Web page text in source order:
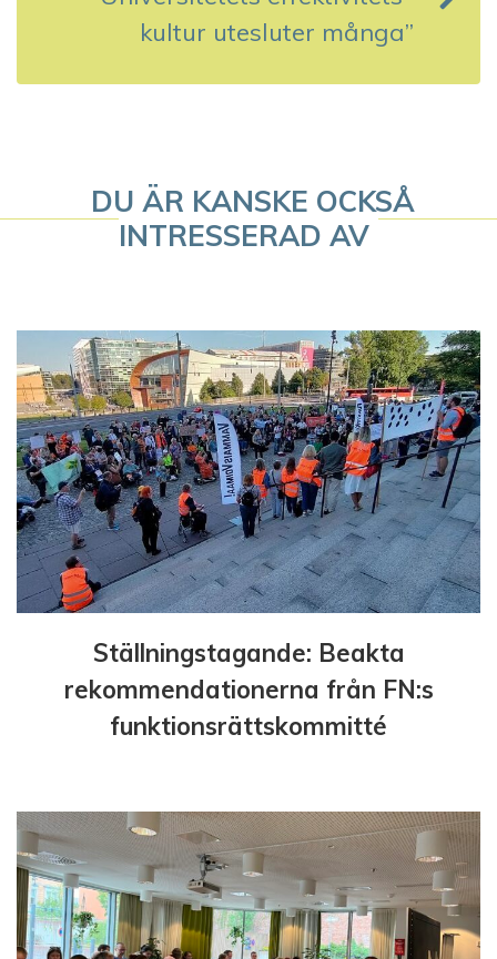
a
r
i
n
g
kultur utesluter många”
DU ÄR KANSKE OCKSÅ
INTRESSERAD AV
Ställningstagande: Beakta
rekommendationerna från FN:s
funktionsrättskommitté